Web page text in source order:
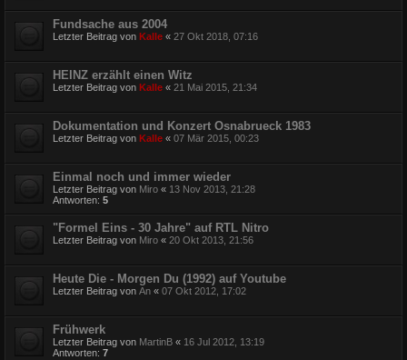
Fundsache aus 2004
Letzter Beitrag von Kalle « 27 Okt 2018, 07:16
HEINZ erzählt einen Witz
Letzter Beitrag von Kalle « 21 Mai 2015, 21:34
Dokumentation und Konzert Osnabrueck 1983
Letzter Beitrag von Kalle « 07 Mär 2015, 00:23
Einmal noch und immer wieder
Letzter Beitrag von Miro « 13 Nov 2013, 21:28
Antworten: 5
"Formel Eins - 30 Jahre" auf RTL Nitro
Letzter Beitrag von Miro « 20 Okt 2013, 21:56
Heute Die - Morgen Du (1992) auf Youtube
Letzter Beitrag von An « 07 Okt 2012, 17:02
Frühwerk
Letzter Beitrag von MartinB « 16 Jul 2012, 13:19
Antworten: 7